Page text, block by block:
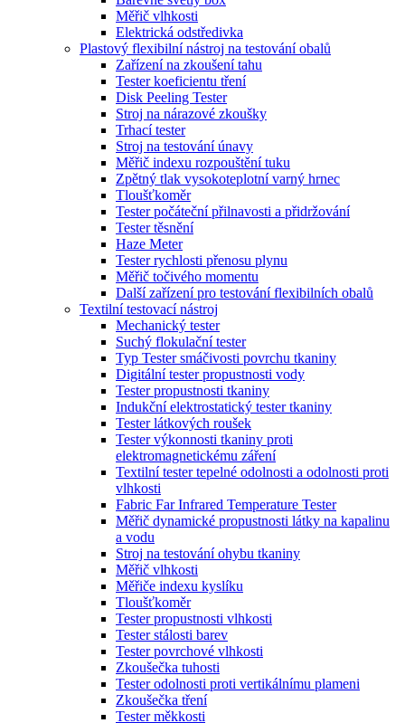
Měřič vlhkosti
Elektrická odstředivka
Plastový flexibilní nástroj na testování obalů
Zařízení na zkoušení tahu
Tester koeficientu tření
Disk Peeling Tester
Stroj na nárazové zkoušky
Trhací tester
Stroj na testování únavy
Měřič indexu rozpouštění tuku
Zpětný tlak vysokoteplotní varný hrnec
Tloušťkoměr
Tester počáteční přilnavosti a přidržování
Tester těsnění
Haze Meter
Tester rychlosti přenosu plynu
Měřič točivého momentu
Další zařízení pro testování flexibilních obalů
Textilní testovací nástroj
Mechanický tester
Suchý flokulační tester
Typ Tester smáčivosti povrchu tkaniny
Digitální tester propustnosti vody
Tester propustnosti tkaniny
Indukční elektrostatický tester tkaniny
Tester látkových roušek
Tester výkonnosti tkaniny proti
elektromagnetickému záření
Textilní tester tepelné odolnosti a odolnosti proti
vlhkosti
Fabric Far Infrared Temperature Tester
Měřič dynamické propustnosti látky na kapalinu
a vodu
Stroj na testování ohybu tkaniny
Měřič vlhkosti
Měřiče indexu kyslíku
Tloušťkoměr
Tester propustnosti vlhkosti
Tester stálosti barev
Tester povrchové vlhkosti
Zkoušečka tuhosti
Tester odolnosti proti vertikálnímu plameni
Zkoušečka tření
Tester měkkosti